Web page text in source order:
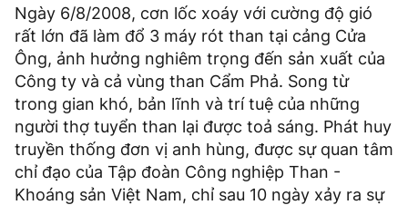
Ngày 6/8/2008, cơn lốc xoáy với cường độ gió
rất lớn đã làm đổ 3 máy rót than tại cảng Cửa
Ông, ảnh hưởng nghiêm trọng đến sản xuất của
Công ty và cả vùng than Cẩm Phả. Song từ
trong gian khó, bản lĩnh và trí tuệ của những
người thợ tuyển than lại được toả sáng. Phát huy
truyền thống đơn vị anh hùng, được sự quan tâm
chỉ đạo của Tập đoàn Công nghiệp Than -
Khoáng sản Việt Nam, chỉ sau 10 ngày xảy ra sự